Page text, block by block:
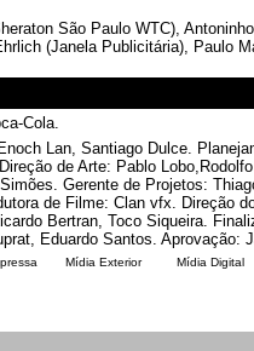
São Paulo WTC),
(Janela Publicitária), Paulo
Cola.
Lan, Santiago Dulce.
de Arte: Pablo
Gerente de Projetos:
de Filme: Clan vfx. Direção
Bertran, Toco Siqueira.
Eduardo Santos.
Mídia Exterior Mídia Digital